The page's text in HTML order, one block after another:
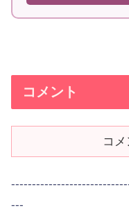
コメント
コ
---